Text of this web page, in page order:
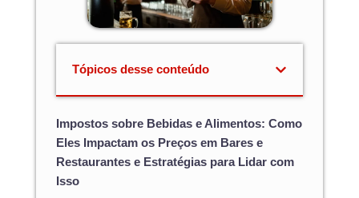
Tópicos desse conteúdo
Impostos sobre Bebidas e Alimentos: Como
Eles Impactam os Preços em Bares e
Restaurantes e Estratégias para Lidar com
Isso